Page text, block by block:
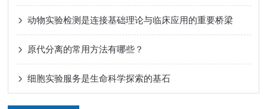
动物实验检测是连接基础理论与临床应用的重要桥梁
原代分离的常用方法有哪些？
细胞实验服务是生命科学探索的基石